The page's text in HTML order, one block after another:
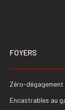
FOYERS
Zéro-dégagement
Encastrables au